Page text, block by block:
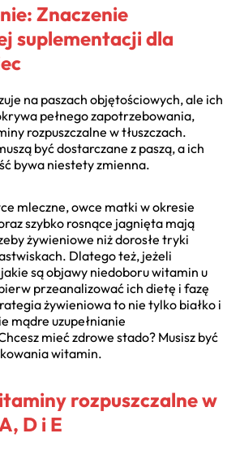
Znaczenie
suplementacji dla
na paszach objętościowych, ale ich
pełnego zapotrzebowania,
rozpuszczalne w tłuszczach.
być dostarczane z paszą, a ich
bywa niestety zmienna.
mleczne, owce matki w okresie
szybko rosnące jagnięta mają
żywieniowe niż dorosłe tryki
Dlatego też, jeżeli
są objawy niedoboru witamin u
przeanalizować ich dietę i fazę
żywieniowa to nie tylko białko i
mądre uzupełnianie
mieć zdrowe stado? Musisz być
witamin.
rozpuszczalne w
D i E